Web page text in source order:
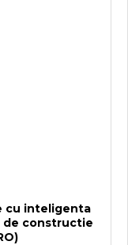
cu inteligenta
de constructie